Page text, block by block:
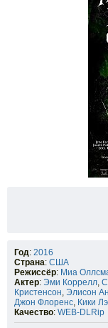
Год: 2016
Страна: США
Режиссёр: Миа
Актер: Эми Коррелл,
Кристенсон, Элисон
Джон Флоренс, Кики
Качество: WEB-DLRip